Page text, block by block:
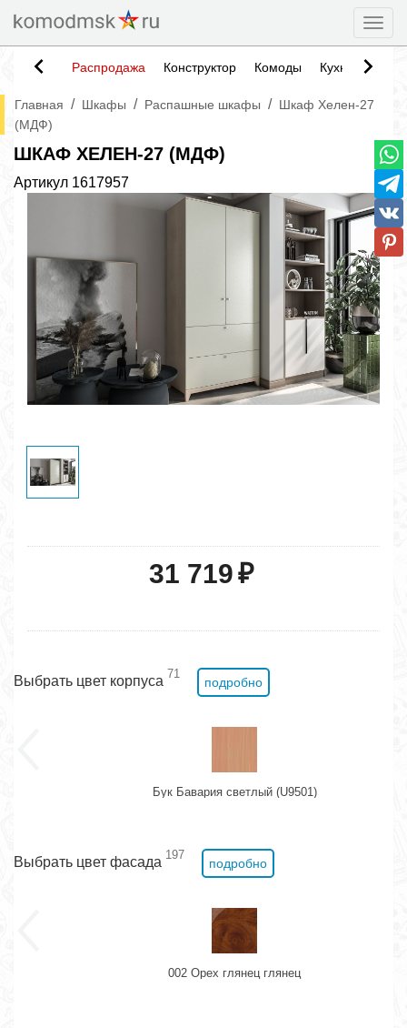
Распродажа Конструктор Комоды Кухни
Главная / Шкафы / Распашные шкафы / Шкаф Хелен-27
(МДФ)
ШКАФ ХЕЛЕН-27 (МДФ)
Артикул 1617957
31 719₽
Выбрать цвет корпуса 71
подробно
Бук Бавария светлый (U9501)
Выбрать цвет фасада 197
подробно
002 Орех глянец глянец